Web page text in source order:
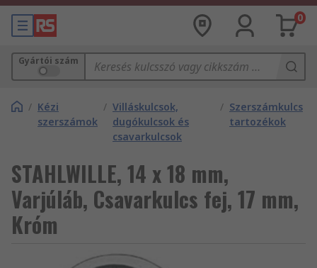
0
Gyártói szám
/ Kézi
szerszámok
/ Villáskulcsok,
dugókulcsok és
csavarkulcsok
/ Szerszámkulcs
tartozékok
STAHLWILLE, 14 x 18 mm,
Varjúláb, Csavarkulcs fej, 17 mm,
Króm